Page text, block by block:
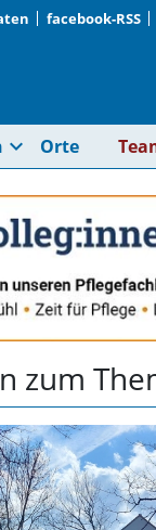
facebook-RSS
MSV
expand_more Orte
zum